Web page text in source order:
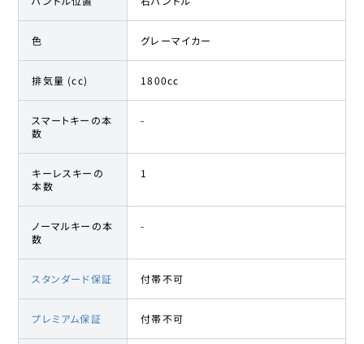
色 グレーマイカー
排気量 (cc) 1800cc
スマートキーの本
数
-
キーレスキーの
本数
1
ノーマルキーの本
数
-
スタンダード保証 付帯不可
プレミアム保証 付帯不可